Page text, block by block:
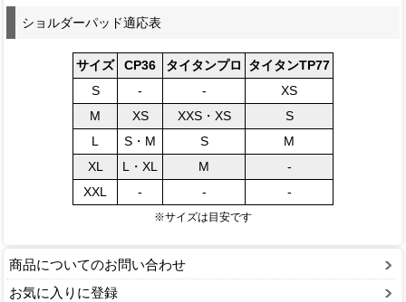
ショルダーパッド適応表
サイズ CP36 タイタンプロ
タイタンTP77
S
- -
XS
M
XS XXS・XS
S
L
S・M S
M
XL
L・XL M
-
XXL
- - -
※サイズは目安です
商品についてのお問い合わせ
お気に入りに登録